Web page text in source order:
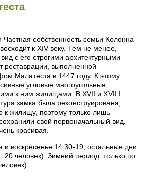
Частная собственность семьи Колонна
к XIV веку. Тем не менее,
с его строгими архитектурными
реставрации, выполненной
Малатеста в 1447 году. К этому
угловые многоугольные
к ним жилищами. В XVII и XVII I
замка была реконструирована,
к жилищу, поэтому только лишь
свой первоначальный вид.
красивая.
и воскресенье 14.30-19; остальные дни
20 человек). Зимний период: только по